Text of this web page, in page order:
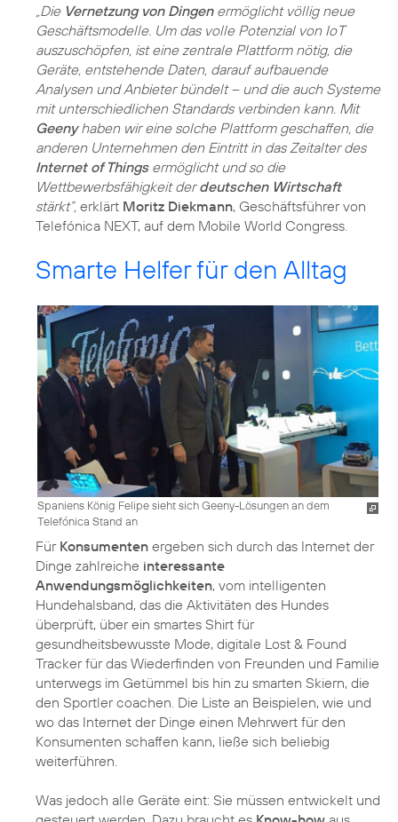
„Die Vernetzung von Dingenermöglicht völlig neue
Geschäftsmodelle. Um das volle Potenzial von IoT
auszuschöpfen, ist eine zentrale Plattform nötig, die
Geräte, entstehende Daten, darauf aufbauende
Analysen und Anbieter bündelt – und die auch Systeme
mit unterschiedlichen Standards verbinden kann. Mit
Geenyhaben wir eine solche Plattform geschaffen, die
anderen Unternehmen den Eintritt in das Zeitalter des
Internet of Thingsermöglicht und so die
Wettbewerbsfähigkeit derdeutschen Wirtschaft
stärkt“, erklärt Moritz Diekmann, Geschäftsführer von
Telefónica NEXT, auf dem Mobile World Congress.
Smarte Helfer für den Alltag
Spaniens König Felipe sieht sich Geeny-Lösungen an dem
Telefónica Stand an
Für Konsumenten ergeben sich durch das Internet der
Dinge zahlreiche interessante
Anwendungsmöglichkeiten, vom intelligenten
Hundehalsband, das die Aktivitäten des Hundes
überprüft, über ein smartes Shirt für
gesundheitsbewusste Mode, digitale Lost & Found
Tracker für das Wiederfinden von Freunden und Familie
unterwegs im Getümmel bis hin zu smarten Skiern, die
den Sportler coachen. Die Liste an Beispielen, wie und
wo das Internet der Dinge einen Mehrwert für den
Konsumenten schaffen kann, ließe sich beliebig
weiterführen.
Was jedoch alle Geräte eint: Sie müssen entwickelt und